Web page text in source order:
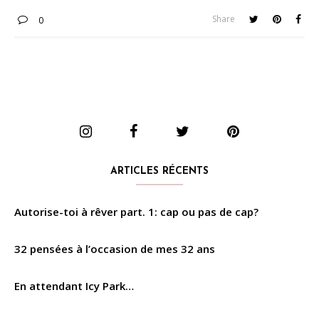
0 Share
ARTICLES RÉCENTS
Autorise-toi à rêver part. 1: cap ou pas de cap?
32 pensées à l’occasion de mes 32 ans
En attendant Icy Park…